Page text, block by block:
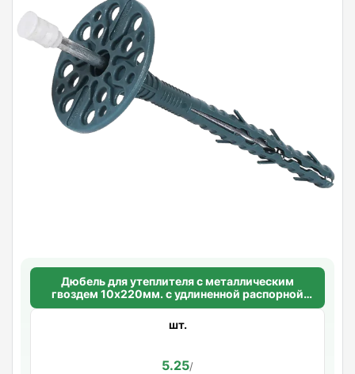
Дюбель для утеплителя с металлическим
гвоздем 10х220мм. с удлиненной распорной
базой Standart
шт.
5.25/